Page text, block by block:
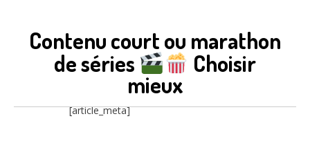
Contenu court ou marathon
de séries
Choisir
mieux
[article_meta]